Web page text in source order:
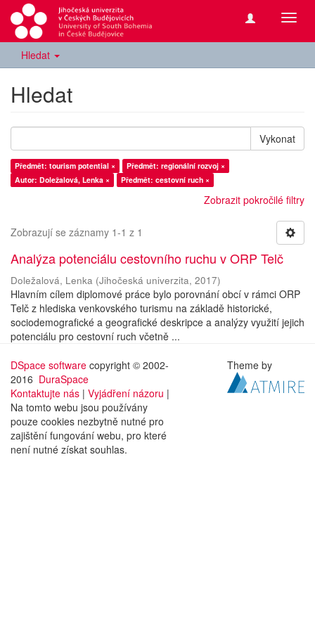
Hledat
Hledat
Vykonat
Předmět: tourism potential ×
Předmět: regionální rozvoj ×
Autor: Doležalová, Lenka ×
Předmět: cestovní ruch ×
Zobrazit pokročilé filtry
Zobrazují se záznamy 1-1 z 1
Analýza potenciálu cestovního ruchu v ORP Telč
Doležalová, Lenka (Jihočeská univerzita, 2017)
Hlavním cílem diplomové práce bylo porovnání obcí v rámci ORP
Telč z hlediska venkovského turismu na základě historické,
sociodemografické a geografické deskripce a analýzy využití jejich
potenciálu pro cestovní ruch včetně ...
DSpace software copyright © 2002-
2016 DuraSpace
Kontaktujte nás | Vyjádření názoru |
Na tomto webu jsou používány
pouze cookies nezbytně nutné pro
zajištění fungování webu, pro které
není nutné získat souhlas.
Theme by